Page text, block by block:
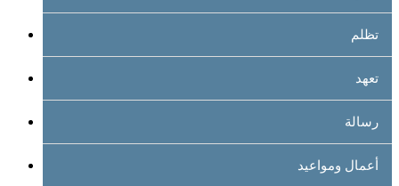
تظلم
تعهد
رسالة
أعمال ومواعيد